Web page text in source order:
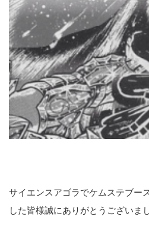
サイエンスアゴラでケムステブー
した皆様誠にありがとうございまし